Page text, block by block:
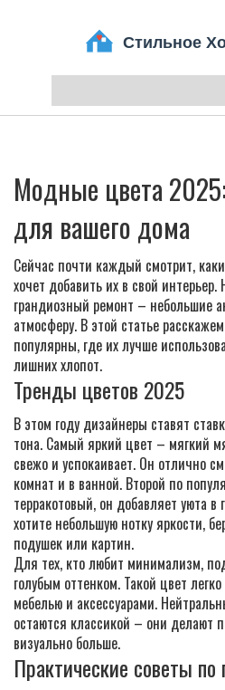
Модные цвета
для вашего дома
Сейчас почти каждый смотрит,
хочет добавить их в свой
грандиозный ремонт – небольшие
атмосферу. В этой статье
популярны, где их лучше
лишних хлопот.
Тренды цветов 2025
В этом году дизайнеры ставят
тона. Самый яркий цвет – мягкий
свежо и успокаивает. Он отлично
комнат и в ванной. Второй по
терракотовый, он добавляет уюта в
хотите небольшую нотку яркости,
подушек или картин.
Для тех, кто любит минимализм,
голубым оттенком. Такой цвет
мебелью и аксессуарами.
остаются классикой – они делают
визуально больше.
Практические советы по